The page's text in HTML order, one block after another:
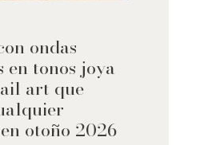
ondas
en tonos joya
art que
otoño 2026